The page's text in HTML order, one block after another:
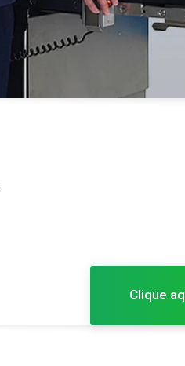
Clique